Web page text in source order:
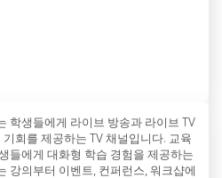
of Ideas 실시간 무료
학생들에게 라이브 방송과 라이브 TV
기회를 제공하는 TV 채널입니다. 교육
들에게 대화형 학습 경험을 제공하는
강의부터 이벤트, 컨퍼런스, 워크샵에